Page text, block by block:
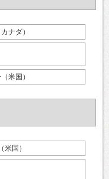
ナダ）
米国）
米国）